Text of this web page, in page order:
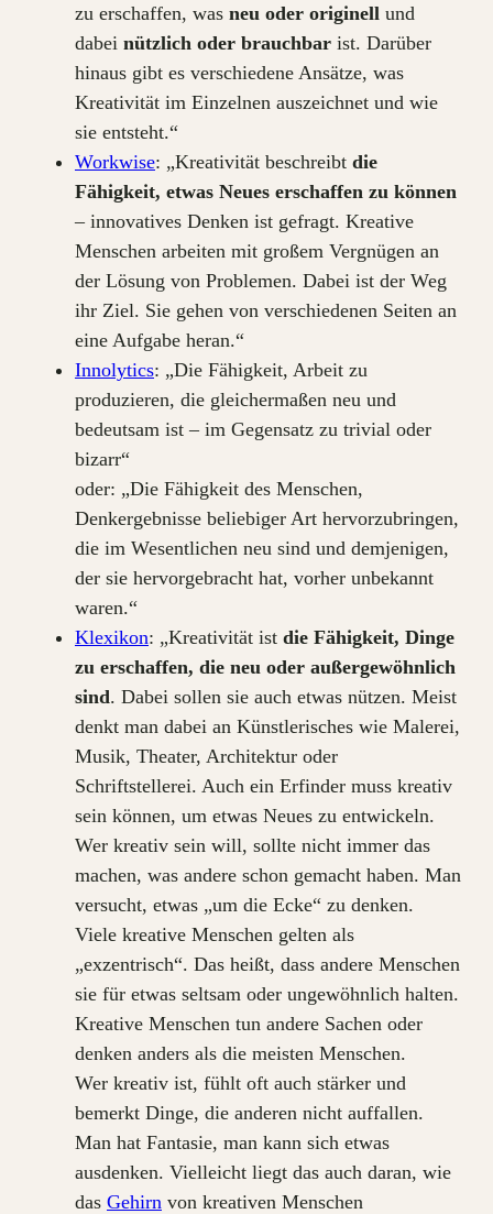
zu erschaffen, was neu oder originell und
dabei nützlich oder brauchbar ist. Darüber
hinaus gibt es verschiedene Ansätze, was
Kreativität im Einzelnen auszeichnet und wie
sie entsteht.“
Workwise: „Kreativität beschreibt die
Fähigkeit, etwas Neues erschaffen zu können
– innovatives Denken ist gefragt. Kreative
Menschen arbeiten mit großem Vergnügen an
der Lösung von Problemen. Dabei ist der Weg
ihr Ziel. Sie gehen von verschiedenen Seiten an
eine Aufgabe heran.“
Innolytics: „Die Fähigkeit, Arbeit zu
produzieren, die gleichermaßen neu und
bedeutsam ist – im Gegensatz zu trivial oder
bizarr“
oder: „Die Fähigkeit des Menschen,
Denkergebnisse beliebiger Art hervorzubringen,
die im Wesentlichen neu sind und demjenigen,
der sie hervorgebracht hat, vorher unbekannt
waren.“
Klexikon: „Kreativität ist die Fähigkeit, Dinge
zu erschaffen, die neu oder außergewöhnlich
sind. Dabei sollen sie auch etwas nützen. Meist
denkt man dabei an Künstlerisches wie Malerei,
Musik, Theater, Architektur oder
Schriftstellerei. Auch ein Erfinder muss kreativ
sein können, um etwas Neues zu entwickeln.
Wer kreativ sein will, sollte nicht immer das
machen, was andere schon gemacht haben. Man
versucht, etwas „um die Ecke“ zu denken.
Viele kreative Menschen gelten als
„exzentrisch“. Das heißt, dass andere Menschen
sie für etwas seltsam oder ungewöhnlich halten.
Kreative Menschen tun andere Sachen oder
denken anders als die meisten Menschen.
Wer kreativ ist, fühlt oft auch stärker und
bemerkt Dinge, die anderen nicht auffallen.
Man hat Fantasie, man kann sich etwas
ausdenken. Vielleicht liegt das auch daran, wie
das Gehirn von kreativen Menschen